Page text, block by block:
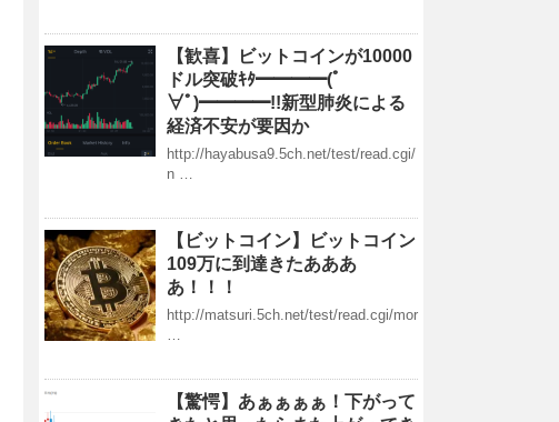
【歓喜】ビットコインが10000
ドル突破ｷﾀ━━━━(ﾟ
∀ﾟ)━━━━!!新型肺炎による
経済不安が要因か
http://hayabusa9.5ch.net/test/read.cgi/
n …
【ビットコイン】ビットコイン
109万に到達きたあああ
あ！！！
http://matsuri.5ch.net/test/read.cgi/mor
…
【驚愕】あぁぁぁぁ！下がって